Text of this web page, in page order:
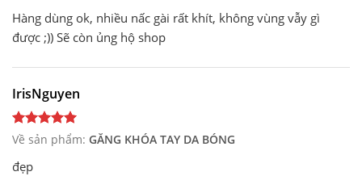
Hàng dùng ok, nhiều nấc gài rất khít, không vùng vẫy gì
được ;)) Sẽ còn ủng hộ shop
IrisNguyen
Về sản phẩm: GĂNG KHÓA TAY DA BÓNG
đẹp